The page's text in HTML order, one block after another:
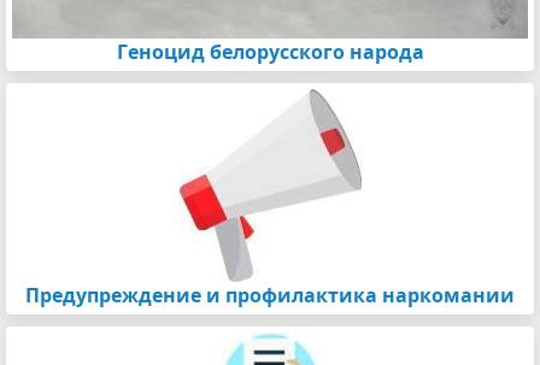
Геноцид белорусского народа
Предупреждение и профилактика наркомании